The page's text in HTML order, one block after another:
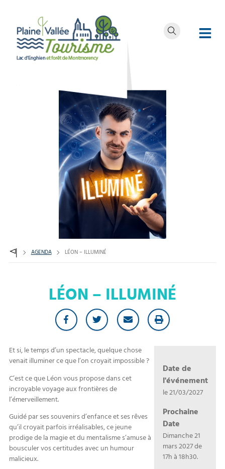
Léon –
AGENDA LÉON – ILLUMINÉ
LÉON – ILLUMINÉ
Et si, le temps d’un spectacle, quelque chose
venait illuminer ce que l’on croyait impossible ?
C’est ce que Léon vous propose dans cet
incroyable voyage aux frontières de
l’émerveillement.
Guidé par ses souvenirs d’enfance et ses rêves
qu’il croyait parfois irréalisables, ce jeune
prodige de la magie et du mentalisme s’amuse à
bousculer vos certitudes avec un humour
malicieux.
Date de
l'événement
le 21/03/2027
Prochaine
Date
Dimanche 21
mars 2027 de
17h à 18h30.